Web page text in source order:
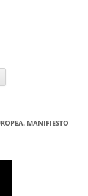
MANIFIESTO